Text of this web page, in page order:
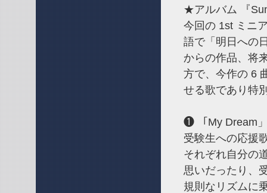
★アルバム 『
今回の 1st ミニ
語で「明日への
からの作品、将
方で、今作の 6
せる歌であり特
❶ 「My Dream
受験生への応援
それぞれ自分の
思いだったり、
規則なリズムに